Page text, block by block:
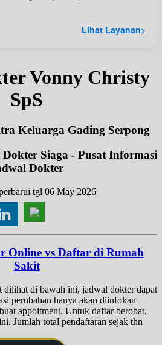
Lihat Layanan>
Vonny Christy
SpS
Keluarga Gading Serpong
Siaga - Pusat Informasi
Dokter
tgl 06 May 2026
Online vs Daftar di Rumah
Sakit
dilihat di bawah ini, jadwal dokter dapat
perubahan hanya akan diinfokan
appoitment. Untuk daftar berobat,
Jumlah total pendaftaran sejak thn